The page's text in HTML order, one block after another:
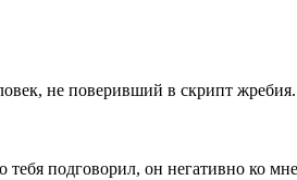
не поверивший в скрипт
подговорил, он негативно ко